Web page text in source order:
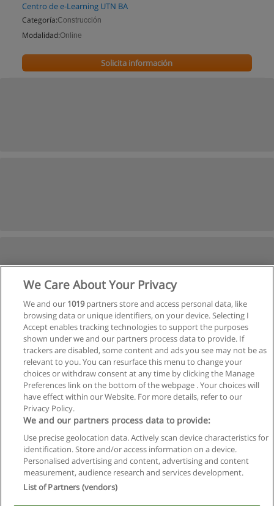
Centro de e-Learning UTN BA
Categoría:Construcción
Modalidad:Online
Solicita información
Siguiente
Página1de2
Privacidad de datos
Contactar con Educaedu
Copyright © Educaedu Business S.L. - CIF : B-95610580: -
We Care About Your Privacy
We and our 1019partners store and access personal data, like
browsing data or unique identifiers, on your device. Selecting I
Accept enables tracking technologies to support the purposes
shown under we and our partners process data to provide. If
trackers are disabled, some content and ads you see may not be as
relevant to you. You can resurface this menu to change your
choices or withdraw consent at any time by clicking the Manage
Preferences link on the bottom of the webpage . Your choices will
have effect within our Website. For more details, refer to our
Privacy Policy.
We and our partners process data to provide:
Use precise geolocation data. Actively scan device characteristics for
identification. Store and/or access information on a device.
Personalised advertising and content, advertising and content
measurement, audience research and services development.
List of Partners (vendors)